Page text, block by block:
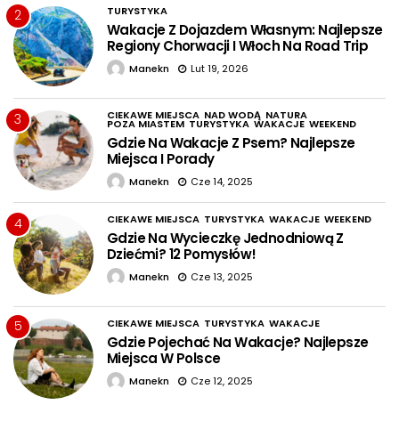
2 TURYSTYKA
Wakacje Z Dojazdem Własnym: Najlepsze
Regiony Chorwacji I Włoch Na Road Trip
Manekn Lut 19, 2026
3 CIEKAWE MIEJSCA NAD WODĄ NATURA
POZA MIASTEM TURYSTYKA WAKACJE WEEKEND
Gdzie Na Wakacje Z Psem? Najlepsze
Miejsca I Porady
Manekn Cze 14, 2025
4 CIEKAWE MIEJSCA TURYSTYKA WAKACJE WEEKEND
Gdzie Na Wycieczkę Jednodniową Z
Dziećmi? 12 Pomysłów!
Manekn Cze 13, 2025
5 CIEKAWE MIEJSCA TURYSTYKA WAKACJE
Gdzie Pojechać Na Wakacje? Najlepsze
Miejsca W Polsce
Manekn Cze 12, 2025